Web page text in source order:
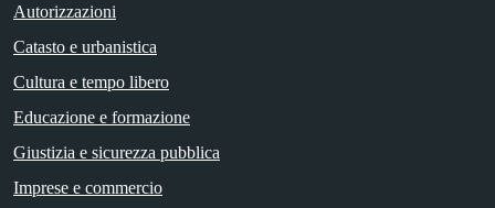
Autorizzazioni
Catasto e urbanistica
Cultura e tempo libero
Educazione e formazione
Giustizia e sicurezza pubblica
Imprese e commercio